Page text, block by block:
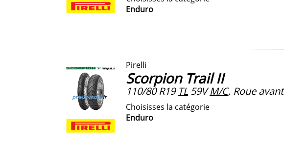
Enduro
Pirelli
Scorpion Trail II
110/80 R19 TL59V M/C, Roue avant
Choisisses la catégorie
Enduro